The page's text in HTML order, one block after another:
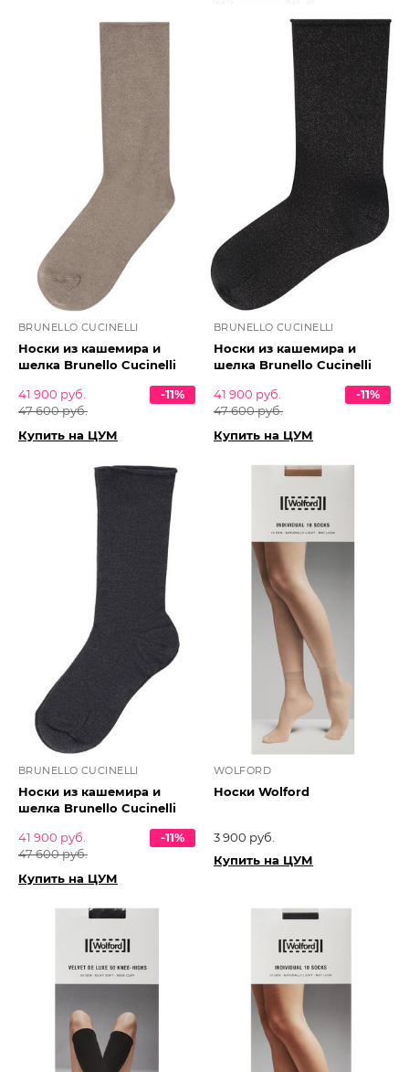
BRUNELLO CUCINELLI
Носки из кашемира и
шелка Brunello Cucinelli
41 900 руб.
47 600 руб.
-11%
Купить на ЦУМ
BRUNELLO CUCINELLI
Носки из кашемира и
шелка Brunello Cucinelli
41 900 руб.
47 600 руб.
-11%
Купить на ЦУМ
BRUNELLO CUCINELLI
Носки из кашемира и
шелка Brunello Cucinelli
41 900 руб.
47 600 руб.
-11%
Купить на ЦУМ
WOLFORD
Носки Wolford
3 900 руб.
Купить на ЦУМ